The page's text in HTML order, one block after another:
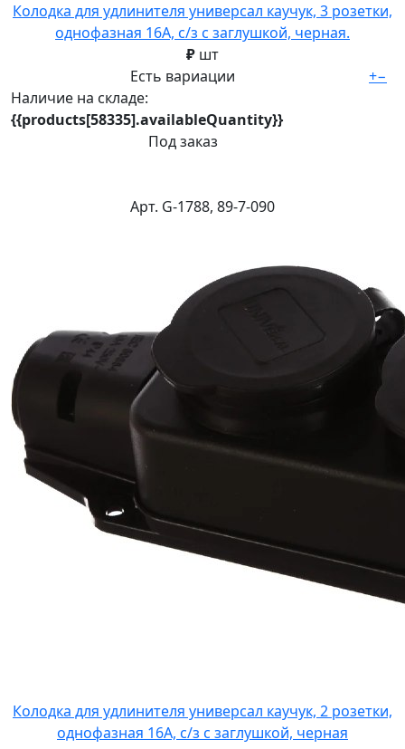
Колодка для удлинителя универсал каучук, 3 розетки,
однофазная 16А, с/з с заглушкой, черная.
₽ шт
Есть вариации
Наличие на складе:
{{products[58335].availableQuantity}}
Под заказ
+−
Арт. G-1788, 89-7-090
Колодка для удлинителя универсал каучук, 2 розетки,
однофазная 16А, с/з с заглушкой, черная